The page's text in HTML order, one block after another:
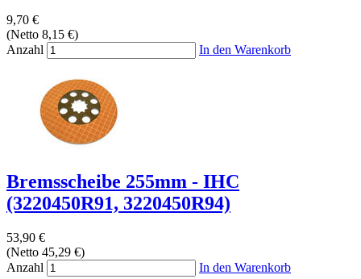
9,70 €
(Netto 8,15 €)
Anzahl
In den Warenkorb
Bremsscheibe 255mm - IHC
(3220450R91, 3220450R94)
53,90 €
(Netto 45,29 €)
Anzahl
In den Warenkorb